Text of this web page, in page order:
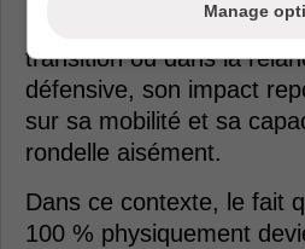
Que ce soit sur
transition ou dans la
défensive, son impact
sur sa mobilité et sa
rondelle aisément.
Dans ce contexte, le fait
100 % physiquement
Manage